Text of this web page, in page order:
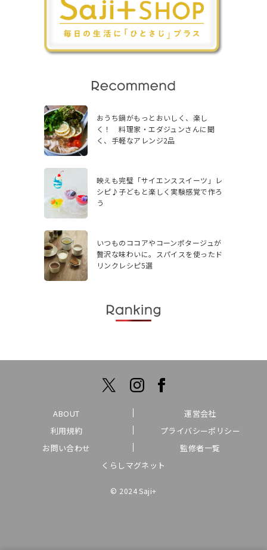
おうち鍋がもっとおいしく、楽し
く！ 料理家・エダジュンさんに聞
く、手軽なアレンジ2品
映えも完璧「サイエンススイーツ」レ
シピ♪子どもと楽しく実験感覚で作ろ
う
いつものココアやコーンポタージュが
贅沢な味わいに。スパイスを使ったド
リンクレシピ5選
ABOUT
運営会社
利用規約
プライバシーポリシー
お問い合わせ
監修者一覧
くらしマグネット
© 2024 Saji+